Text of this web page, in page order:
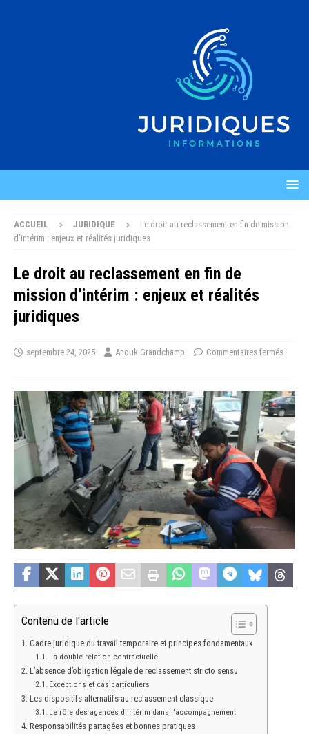
ACCUEIL JURIDIQUE
Le droit au reclassement en fin de mission
d’intérim : enjeux et réalités juridiques
Le droit au reclassement en fin de
mission d’intérim : enjeux et réalités
juridiques
septembre 24, 2025 Anouk Grandchamp Commentaires fermés
Contenu de l'article
Cadre juridique du travail temporaire et principes fondamentaux
La double relation contractuelle
L’absence d’obligation légale de reclassement stricto sensu
Exceptions et cas particuliers
Les dispositifs alternatifs au reclassement classique
Le rôle des agences d’intérim dans l’accompagnement
Responsabilités partagées et bonnes pratiques